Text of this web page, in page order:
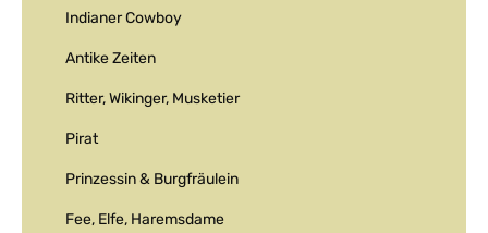
Indianer Cowboy
Antike Zeiten
Ritter, Wikinger, Musketier
Pirat
Prinzessin & Burgfräulein
Fee, Elfe, Haremsdame